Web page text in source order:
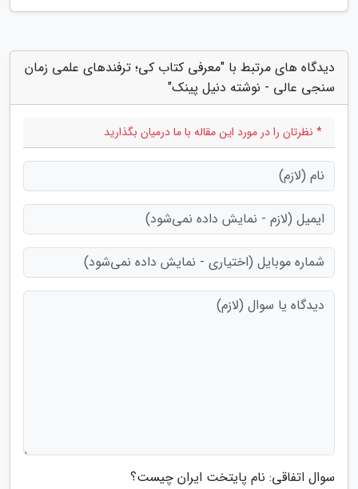
دیدگاه های مرتبط با "معرفی کتاب کی؛ ترفندهای علمی زمان
سنجی عالی - نوشته دنیل پینک"
* نظرتان را در مورد این مقاله با ما درمیان بگذارید
سوال اتفاقی: نام پایتخت ایران چیست؟